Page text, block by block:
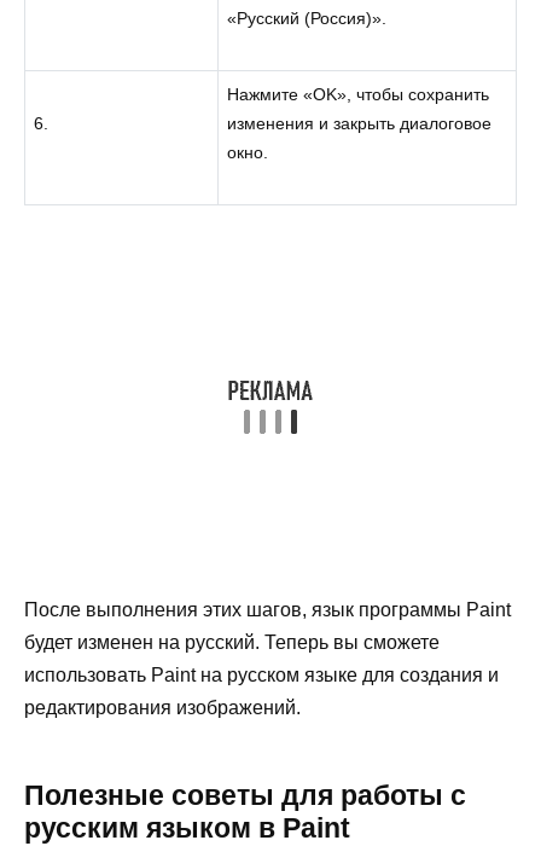
«Русский (Россия)».
6.
Нажмите «OK», чтобы сохранить
изменения и закрыть диалоговое
окно.
После выполнения этих шагов, язык программы Paint
будет изменен на русский. Теперь вы сможете
использовать Paint на русском языке для создания и
редактирования изображений.
Полезные советы для работы с
русским языком в Paint